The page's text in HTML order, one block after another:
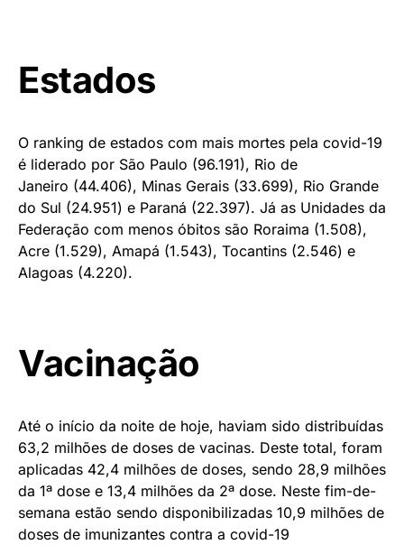
Estados
O ranking de estados com mais mortes pela covid-19
é liderado por São Paulo (96.191), Rio de
Janeiro (44.406), Minas Gerais (33.699), Rio Grande
do Sul (24.951) e Paraná (22.397). Já as Unidades da
Federação com menos óbitos são Roraima (1.508),
Acre (1.529), Amapá (1.543), Tocantins (2.546) e
Alagoas (4.220).
Vacinação
Até o início da noite de hoje, haviam sido distribuídas
63,2 milhões de doses de vacinas. Deste total, foram
aplicadas 42,4 milhões de doses, sendo 28,9 milhões
da 1ª dose e 13,4 milhões da 2ª dose. Neste fim-de-
semana estão sendo disponibilizadas 10,9 milhões de
doses de imunizantes contra a covid-19